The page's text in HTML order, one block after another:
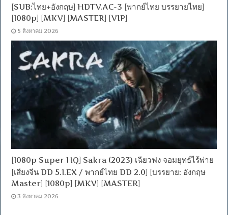
[SUB:ไทย+อังกฤษ] HDTV.AC-3 [พากย์ไทย บรรยายไทย]
[1080p] [MKV] [MASTER] [VIP]
5 สิงหาคม 2026
[1080p Super HQ] Sakra (2023) เฉียวฟง จอมยุทธ์ไร้พ่าย
[เสียงจีน DD 5.1.EX / พากย์ไทย DD 2.0] [บรรยาย: อังกฤษ
Master] [1080p] [MKV] [MASTER]
3 สิงหาคม 2026